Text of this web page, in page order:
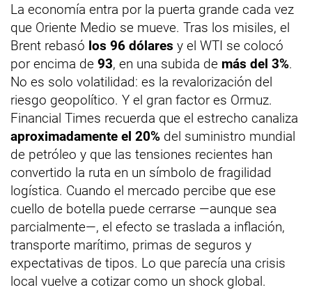
La economía entra por la puerta grande cada vez
que Oriente Medio se mueve. Tras los misiles, el
Brent rebasó los 96 dólares y el WTI se colocó
por encima de 93, en una subida de más del 3%.
No es solo volatilidad: es la revalorización del
riesgo geopolítico. Y el gran factor es Ormuz.
Financial Times recuerda que el estrecho canaliza
aproximadamente el 20% del suministro mundial
de petróleo y que las tensiones recientes han
convertido la ruta en un símbolo de fragilidad
logística. Cuando el mercado percibe que ese
cuello de botella puede cerrarse —aunque sea
parcialmente—, el efecto se traslada a inflación,
transporte marítimo, primas de seguros y
expectativas de tipos. Lo que parecía una crisis
local vuelve a cotizar como un shock global.